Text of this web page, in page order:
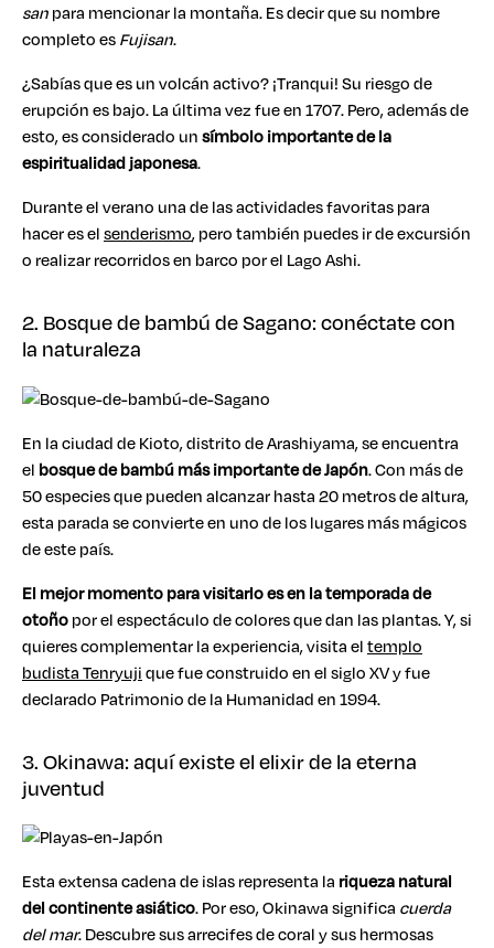
sanpara mencionar la montaña. Es decir que su nombre
completo esFujisan.
¿Sabías que es un volcán activo? ¡Tranqui! Su riesgo de
erupción es bajo. La última vez fue en 1707. Pero, además de
esto, es considerado unsímbolo importante de la
espiritualidad japonesa.
Durante el verano una de las actividades favoritas para
hacer es elsenderismo, pero también puedes ir de excursión
o realizar recorridos en barco por el Lago Ashi.
2. Bosque de bambú de Sagano: conéctate con
la naturaleza
En la ciudad de Kioto, distrito de Arashiyama, se encuentra
el bosque de bambú más importante de Japón. Con más de
50 especies que pueden alcanzar hasta 20 metros de altura,
esta parada se convierte en uno de los lugares más mágicos
de este país.
El mejor momento para visitarlo es en la temporada de
otoñopor el espectáculo de colores que dan las plantas. Y, si
quieres complementar la experiencia, visita eltemplo
budista Tenryujique fue construido en el siglo XV y fue
declarado Patrimonio de la Humanidad en 1994.
3. Okinawa: aquí existe el elixir de la eterna
juventud
Esta extensa cadena de islas representa la riqueza natural
del continente asiático. Por eso, Okinawa significa cuerda
del mar. Descubre sus arrecifes de coral y sus hermosas